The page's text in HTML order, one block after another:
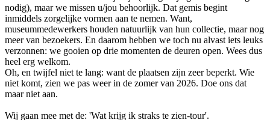
nodig), maar we missen u/jou behoorlijk. Dat gemis begint
inmiddels zorgelijke vormen aan te nemen. Want,
museummedewerkers houden natuurlijk van hun collectie, maar nog
meer van bezoekers. En daarom hebben we toch nu alvast iets leuks
verzonnen: we gooien op drie momenten de deuren open. Wees dus
heel erg welkom.
Oh, en twijfel niet te lang: want de plaatsen zijn zeer beperkt. Wie
niet komt, zien we pas weer in de zomer van 2026. Doe ons dat
maar niet aan.
Wij gaan mee met de: 'Wat krijg ik straks te zien-tour'.